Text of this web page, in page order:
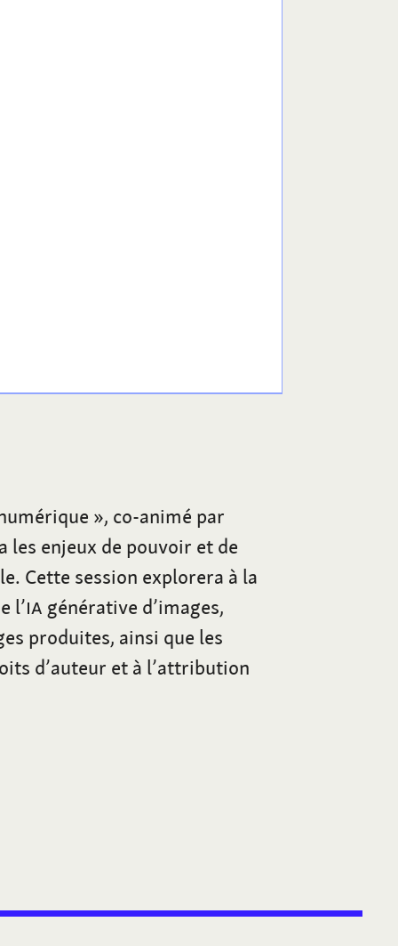
», co-animé par
les enjeux de pouvoir et de
Cette session explorera à la
l’IA générative d’images,
produites, ainsi que les
d’auteur et à l’attribution